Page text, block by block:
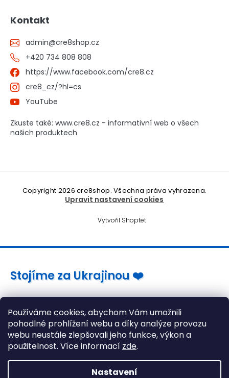
Používáme cookies, abychom Vám umožnili
pohodlné prohlížení webu a díky analýze provozu
webu neustále zlepšovali jeho funkce, výkon a
použitelnost. Více informací zde.
Nastavení
Kontakt
admin@cre8shop.cz
+420 734 808 808
https://www.facebook.com/cre8.cz
cre8_cz/?hl=cs
YouTube
Zkuste také: www.cre8.cz - informativní web o všech
našich produktech
Vytvořil Shoptet
Copyright 2026cre8shop. Všechna práva vyhrazena.
Upravit nastavení cookies
Stojíme za Ukrajinou ❤️
Jak a čím pomoci »